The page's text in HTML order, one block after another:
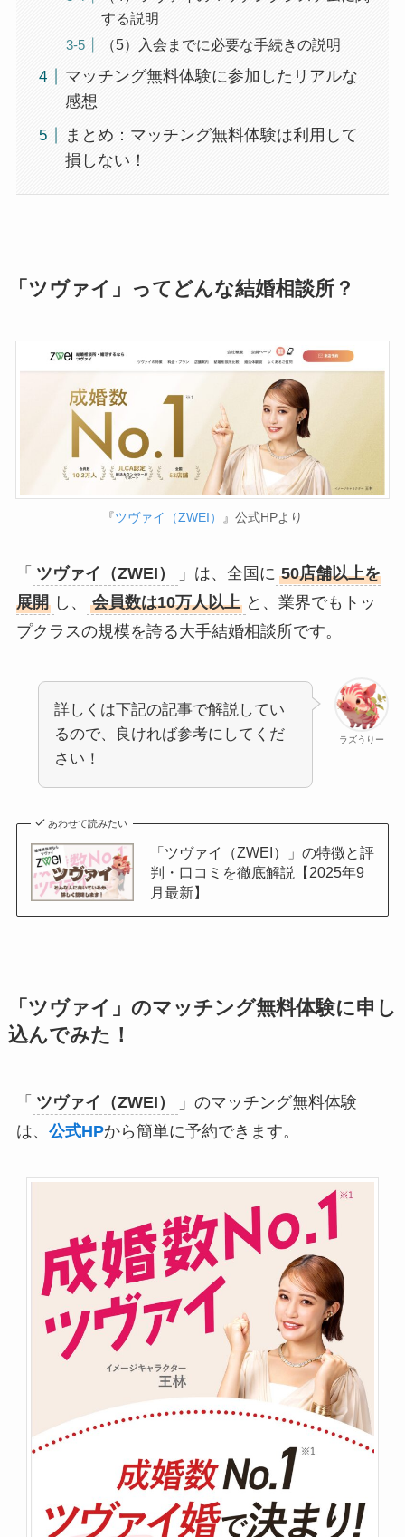
する説明
（5）入会までに必要な手続きの説明
マッチング無料体験に参加したリアルな
感想
まとめ：マッチング無料体験は利用して
損しない！
「ツヴァイ」ってどんな結婚相談所？
『ツヴァイ（ZWEI） 』公式HPより
「 ツヴァイ（ZWEI） 」は、全国に 50店舗以上を
展開 し、 会員数は10万人以上 と、業界でもトッ
プクラスの規模を誇る大手結婚相談所です。
ラズうりー
詳しくは下記の記事で解説してい
るので、良ければ参考にしてくだ
さい！
あわせて読みたい
「ツヴァイ（ZWEI）」の特徴と評
判・口コミを徹底解説【2025年9
月最新】
「ツヴァイ」のマッチング無料体験に申し
込んでみた！
「 ツヴァイ（ZWEI）
」のマッチング無料体験
は、 公式HPから簡単に予約できます。